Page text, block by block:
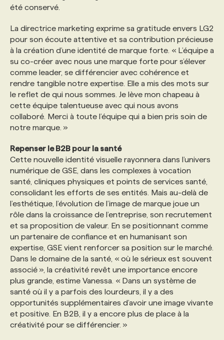
été conservé.
La directrice marketing exprime sa gratitude envers LG2
pour son écoute attentive et sa contribution précieuse
à la création d’une identité de marque forte. « L’équipe a
su co-créer avec nous une marque forte pour s’élever
comme leader, se différencier avec cohérence et
rendre tangible notre expertise. Elle a mis des mots sur
le reflet de qui nous sommes. Je lève mon chapeau à
cette équipe talentueuse avec qui nous avons
collaboré. Merci à toute l’équipe qui a bien pris soin de
notre marque. »
Repenser le B2B pour la santé
Cette nouvelle identité visuelle rayonnera dans l’univers
numérique de GSE, dans les complexes à vocation
santé, cliniques physiques et points de services santé,
consolidant les efforts de ses entités. Mais au-delà de
l’esthétique, l’évolution de l’image de marque joue un
rôle dans la croissance de l’entreprise, son recrutement
et sa proposition de valeur. En se positionnant comme
un partenaire de confiance et en humanisant son
expertise, GSE vient renforcer sa position sur le marché.
Dans le domaine de la santé, « où le sérieux est souvent
associé », la créativité revêt une importance encore
plus grande, estime Vanessa. « Dans un système de
santé où il y a parfois des lourdeurs, il y a des
opportunités supplémentaires d’avoir une image vivante
et positive. En B2B, il y a encore plus de place à la
créativité pour se différencier. »